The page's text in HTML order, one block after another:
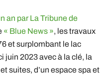
an par La Tribune de
« Blue News », les travaux
et surplombant le lac
juin 2023 avec à la clé, la
suites, d’un espace spa et